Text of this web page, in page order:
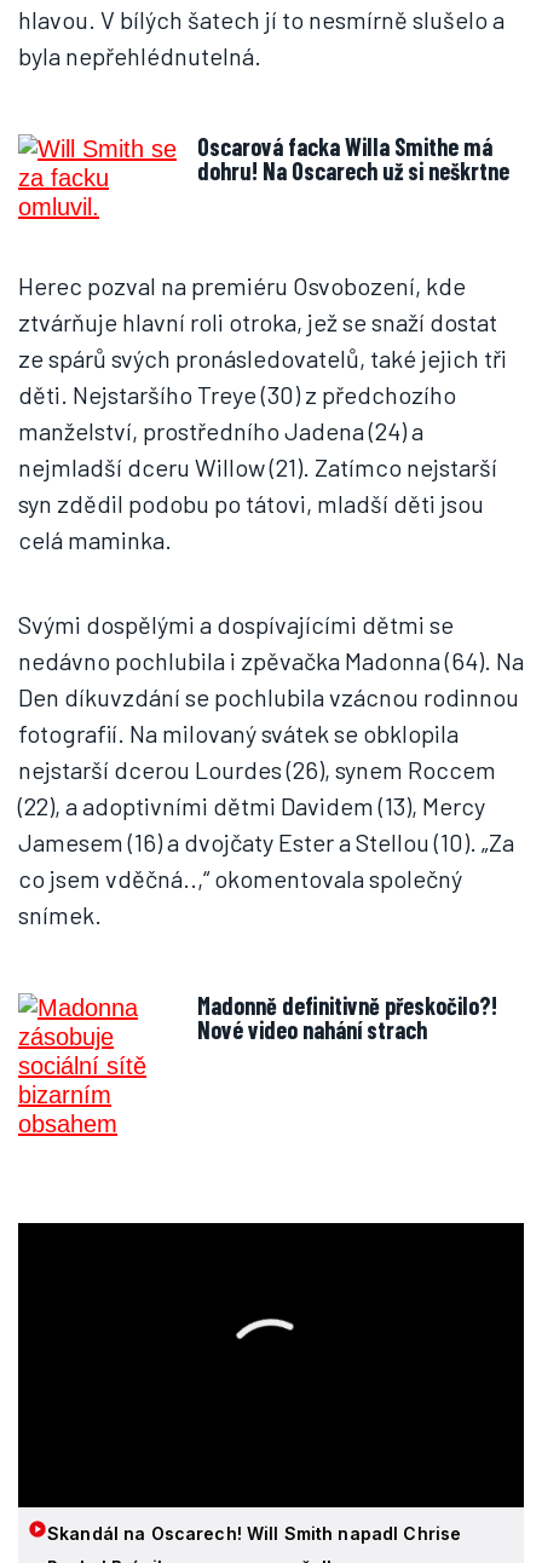
hlavou. V bílých šatech jí to nesmírně slušelo a
byla nepřehlédnutelná.
Oscarová facka Willa Smithe má
dohru! Na Oscarech už si neškrtne
Herec pozval na premiéru Osvobození, kde
ztvárňuje hlavní roli otroka, jež se snaží dostat
ze spárů svých pronásledovatelů, také jejich tři
děti. Nejstaršího Treye (30) z předchozího
manželství, prostředního Jadena (24) a
nejmladší dceru Willow (21). Zatímco nejstarší
syn zdědil podobu po tátovi, mladší děti jsou
celá maminka.
Svými dospělými a dospívajícími dětmi se
nedávno pochlubila i zpěvačka Madonna (64). Na
Den díkuvzdání se pochlubila vzácnou rodinnou
fotografií. Na milovaný svátek se obklopila
nejstarší dcerou Lourdes (26), synem Roccem
(22), a adoptivními dětmi Davidem (13), Mercy
Jamesem (16) a dvojčaty Ester a Stellou (10). „Za
co jsem vděčná..,“ okomentovala společný
snímek.
Madonně definitivně přeskočilo?!
Nové video nahání strach
Skandál na Oscarech! Will Smith napadl Chrise